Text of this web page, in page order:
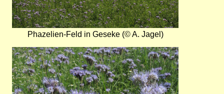
Phazelien-Feld in Geseke (© A. Jagel)
Bild